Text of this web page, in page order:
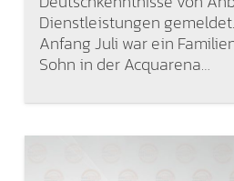
Dienstleistungen
Anfang Juli war ein
Sohn in der Acquarena…